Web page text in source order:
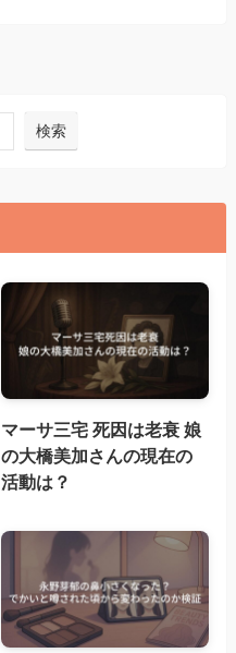
検索
マーサ三宅 死因は老衰 娘
の大橋美加さんの現在の
活動は？